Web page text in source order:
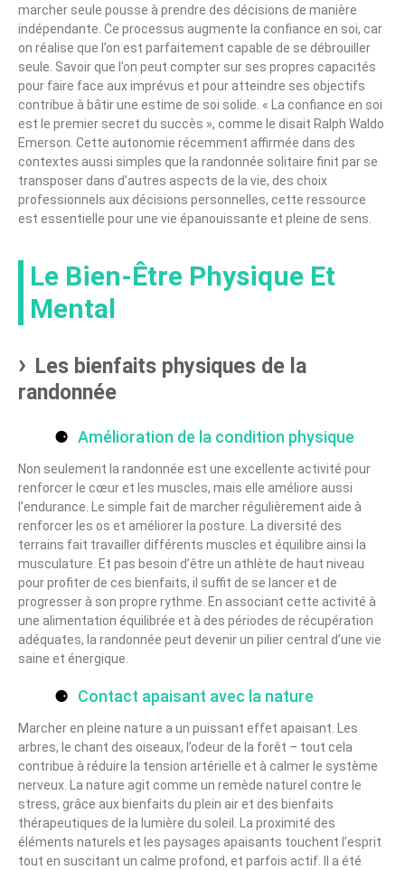
marcher seule pousse à prendre des décisions de manière
indépendante. Ce processus augmente la confiance en soi, car
on réalise que l’on est parfaitement capable de se débrouiller
seule. Savoir que l’on peut compter sur ses propres capacités
pour faire face aux imprévus et pour atteindre ses objectifs
contribue à bâtir une estime de soi solide. « La confiance en soi
est le premier secret du succès », comme le disait Ralph Waldo
Emerson. Cette autonomie récemment affirmée dans des
contextes aussi simples que la randonnée solitaire finit par se
transposer dans d’autres aspects de la vie, des choix
professionnels aux décisions personnelles, cette ressource
est essentielle pour une vie épanouissante et pleine de sens.
Le Bien-Être Physique Et
Mental
Les bienfaits physiques de la
randonnée
Amélioration de la condition physique
Non seulement la randonnée est une excellente activité pour
renforcer le cœur et les muscles, mais elle améliore aussi
l’endurance. Le simple fait de marcher régulièrement aide à
renforcer les os et améliorer la posture. La diversité des
terrains fait travailler différents muscles et équilibre ainsi la
musculature. Et pas besoin d’être un athlète de haut niveau
pour profiter de ces bienfaits, il suffit de se lancer et de
progresser à son propre rythme. En associant cette activité à
une alimentation équilibrée et à des périodes de récupération
adéquates, la randonnée peut devenir un pilier central d’une vie
saine et énergique.
Contact apaisant avec la nature
Marcher en pleine nature a un puissant effet apaisant. Les
arbres, le chant des oiseaux, l’odeur de la forêt – tout cela
contribue à réduire la tension artérielle et à calmer le système
nerveux. La nature agit comme un remède naturel contre le
stress, grâce aux bienfaits du plein air et des bienfaits
thérapeutiques de la lumière du soleil. La proximité des
éléments naturels et les paysages apaisants touchent l’esprit
tout en suscitant un calme profond, et parfois actif. Il a été